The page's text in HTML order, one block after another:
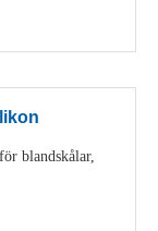
blandskålar,